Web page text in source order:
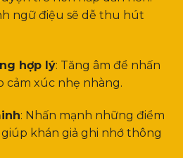
ngữ điệu sẽ dễ thu hút
hợp lý: Tăng âm để nhấn
cảm xúc nhẹ nhàng.
: Nhấn mạnh những điểm
khán giả ghi nhớ thông